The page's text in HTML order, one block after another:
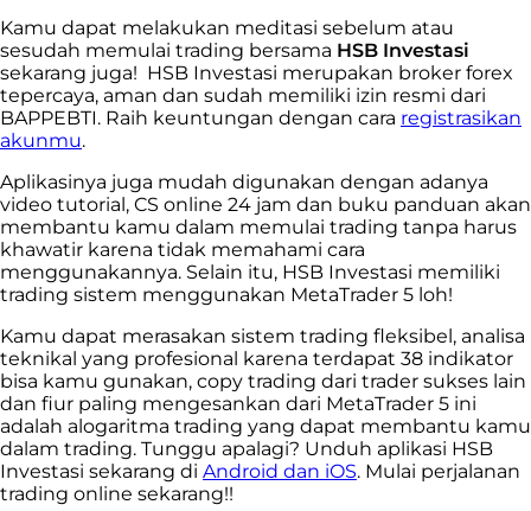
Kamu dapat melakukan meditasi sebelum atau
sesudah memulai trading bersama HSB Investasi
sekarang juga! HSB Investasi merupakan broker forex
tepercaya, aman dan sudah memiliki izin resmi dari
BAPPEBTI. Raih keuntungan dengan cara registrasikan
akunmu.
Aplikasinya juga mudah digunakan dengan adanya
video tutorial, CS online 24 jam dan buku panduan akan
membantu kamu dalam memulai trading tanpa harus
khawatir karena tidak memahami cara
menggunakannya. Selain itu, HSB Investasi memiliki
trading sistem menggunakan MetaTrader 5 loh!
Kamu dapat merasakan sistem trading fleksibel, analisa
teknikal yang profesional karena terdapat 38 indikator
bisa kamu gunakan, copy trading dari trader sukses lain
dan fiur paling mengesankan dari MetaTrader 5 ini
adalah alogaritma trading yang dapat membantu kamu
dalam trading. Tunggu apalagi? Unduh aplikasi HSB
Investasi sekarang di Android dan iOS. Mulai perjalanan
trading online sekarang!!